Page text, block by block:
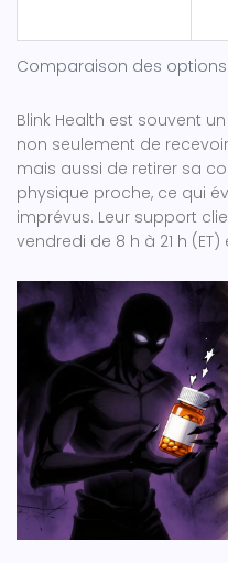
Comparaison des
Blink Health est souvent
non seulement de
mais aussi de retirer sa
physique proche, ce qui
imprévus. Leur support
vendredi de 8 h à 21 h